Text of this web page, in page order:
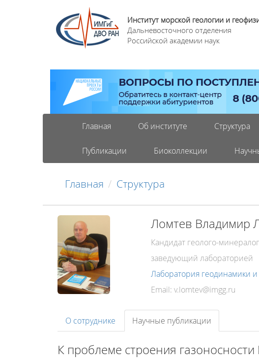
Институт морской геологии и
Дальневосточного отделения
Российской академии наук
Главная Об институте Структура
Публикации Биоколлекции
Главная Структура
Ломтев Владимир
Кандидат геолого-
заведующий лабораторией
Лаборатория геодинамики
Email:
О сотруднике Научные публикации
К проблеме строения